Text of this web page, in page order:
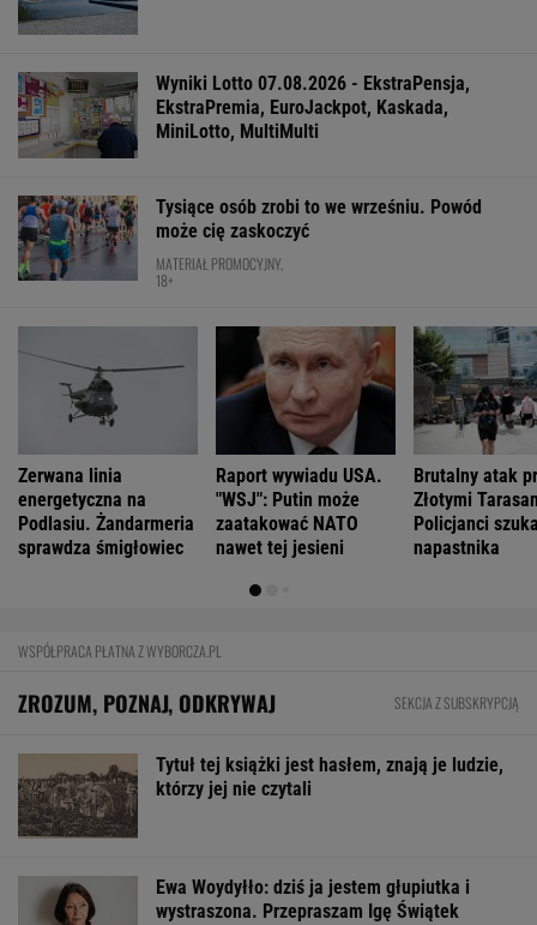
Wyniki Lotto 07.08.2026 - EkstraPensja,
EkstraPremia, EuroJackpot, Kaskada,
MiniLotto, MultiMulti
Tysiące osób zrobi to we wrześniu. Powód
może cię zaskoczyć
MATERIAŁ PROMOCYJNY,
18+
Zerwana linia
energetyczna na
Podlasiu. Żandarmeria
sprawdza śmigłowiec
Raport wywiadu USA.
"WSJ": Putin może
zaatakować NATO
nawet tej jesieni
Brutalny atak
Złotymi
Policjanci
napastnika
WSPÓŁPRACA PŁATNA Z WYBORCZA.PL
ZROZUM, POZNAJ, ODKRYWAJ SEKCJA Z SUBSKRYPCJĄ
Tytuł tej książki jest hasłem, znają je ludzie,
którzy jej nie czytali
Ewa Woydyłło: dziś ja jestem głupiutka i
wystraszona. Przepraszam Igę Świątek